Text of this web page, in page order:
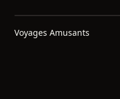
Voyages Amusants